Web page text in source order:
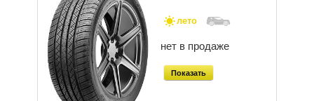
лето
нет в продаже
Показать